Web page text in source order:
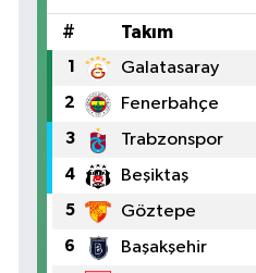
# Takım
1 Galatasaray
2 Fenerbahçe
3 Trabzonspor
4 Beşiktaş
5 Göztepe
6 Başakşehir